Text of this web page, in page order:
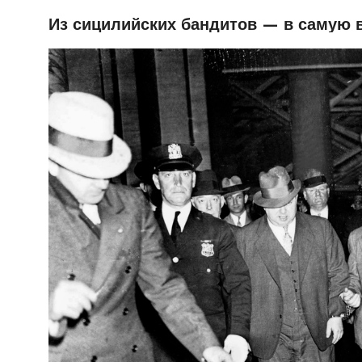
Из сицилийских бандитов — в самую